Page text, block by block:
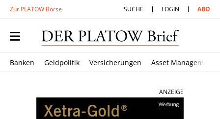
Zur PLATOW Börse SUCHE LOGIN ABO
Banken Geldpolitik Versicherungen Asset Management
ANZEIGE